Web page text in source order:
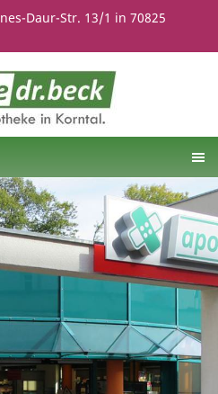
Daur-Str. 13/1 in 70825